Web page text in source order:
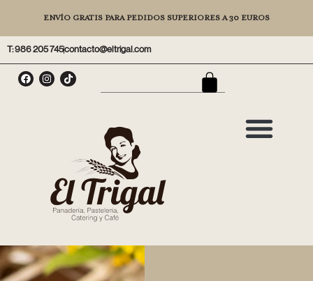
ENVÍO GRATIS PARA PEDIDOS SUPERIORES A 30 EUROS
T: 986 205 745contacto@eltrigal.com